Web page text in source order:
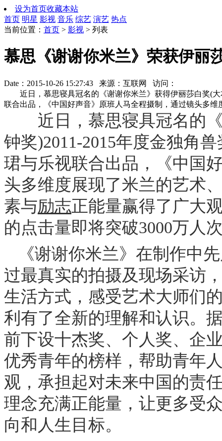
设为首页收藏本站
首页 明星 影视 音乐 综艺 演艺 热点
当前位置： 首页 > 影视 > 列表
慕思《谢谢你米兰》荣获伊丽
Date：2015-10-26 15:27:43 来源：互联网 访问：
近日，慕思寝具冠名的《谢谢你米兰》获得伊丽莎白奖(大
联合出品，《中国好声音》原班人马全程摄制，通过镜头多维
近日，慕思寝具冠名的《
钟奖)2011-2015年度金独角
珺与乐视联合出品，《中国
头多维度展现了米兰的艺术
素与励志正能量赢得了广大
的点击量即将突破3000万人
《谢谢你米兰》在制作中
过最真实的拍摄及现场采访
生活方式，感受艺术大师们
利有了全新的理解和认识。
前下设十杰奖、个人奖、企
优秀青年的榜样，帮助青年
观，承担起对未来中国的责
理念充满正能量，让更多受
向和人生目标。